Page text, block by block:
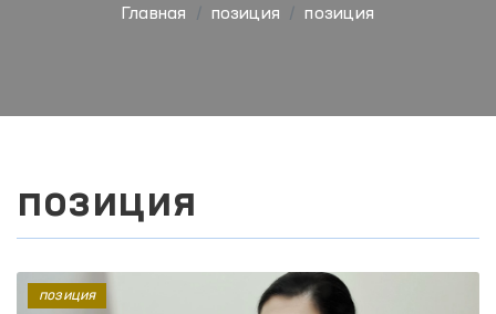
Главная позиция позиция
позиция
позиция